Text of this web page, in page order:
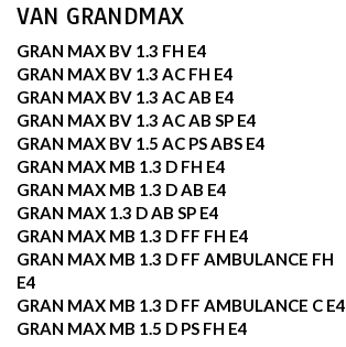
VAN GRANDMAX
GRAN MAX BV 1.3 FH E4
GRAN MAX BV 1.3 AC FH E4
GRAN MAX BV 1.3 AC AB E4
GRAN MAX BV 1.3 AC AB SP E4
GRAN MAX BV 1.5 AC PS ABS E4
GRAN MAX MB 1.3 D FH E4
GRAN MAX MB 1.3 D AB E4
GRAN MAX 1.3 D AB SP E4
GRAN MAX MB 1.3 D FF FH E4
GRAN MAX MB 1.3 D FF AMBULANCE FH
E4
GRAN MAX MB 1.3 D FF AMBULANCE C E4
GRAN MAX MB 1.5 D PS FH E4